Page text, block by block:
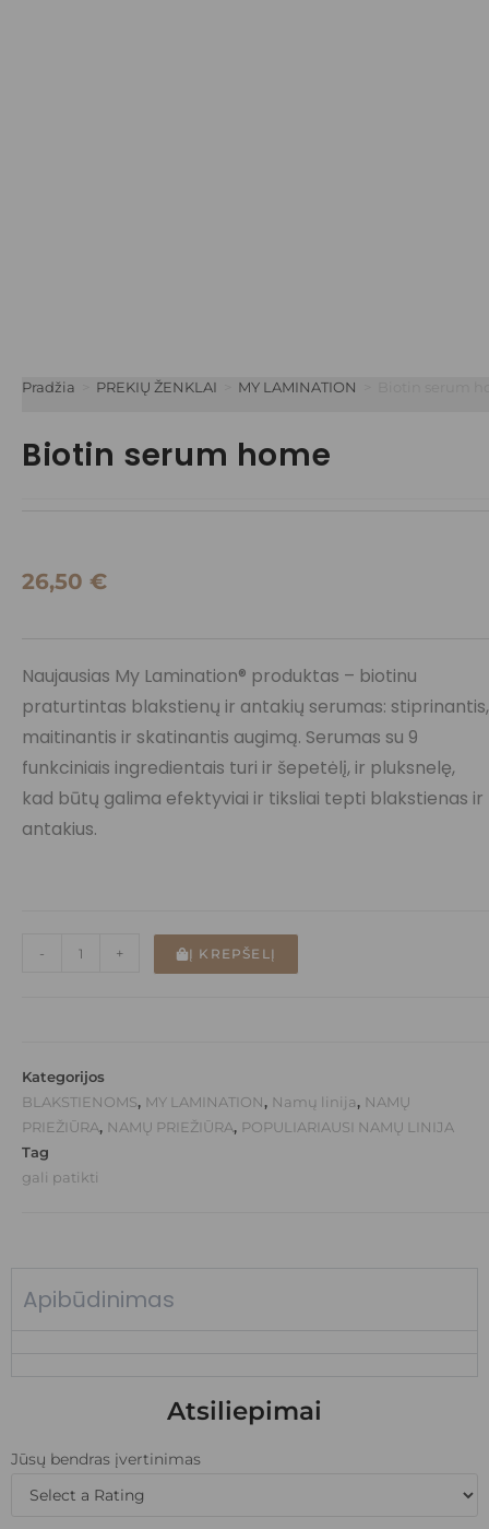
Pradžia PREKIŲ ŽENKLAI MY LAMINATION
Biotin serum home
26,50 €
Naujausias My Lamination® produktas – biotinu
praturtintas blakstienų ir antakių serumas: stiprinantis,
maitinantis ir skatinantis augimą. Serumas su 9
funkciniais ingredientais turi ir šepetėlį, ir pluksnelę,
kad būtų galima efektyviai ir tiksliai tepti blakstienas ir
antakius.
- + Į KREPŠELĮ
Kategorijos
BLAKSTIENOMS, MY LAMINATION, Namų linija, NAMŲ
PRIEŽIŪRA, NAMŲ PRIEŽIŪRA, POPULIARIAUSI NAMŲ LINIJA
Tag
gali patikti
Apibūdinimas
Atsiliepimai
Jūsų bendras įvertinimas